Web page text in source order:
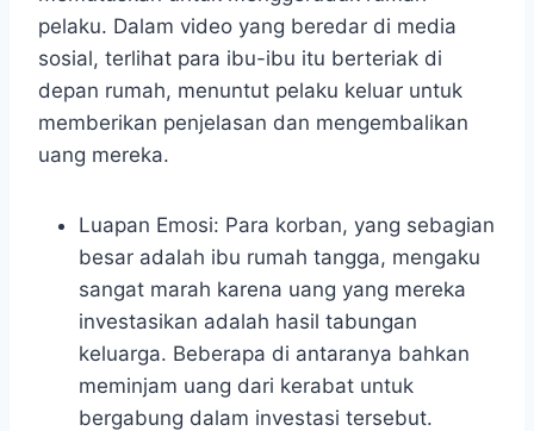
pelaku. Dalam video yang beredar di media
sosial, terlihat para ibu-ibu itu berteriak di
depan rumah, menuntut pelaku keluar untuk
memberikan penjelasan dan mengembalikan
uang mereka.
Luapan Emosi: Para korban, yang sebagian
besar adalah ibu rumah tangga, mengaku
sangat marah karena uang yang mereka
investasikan adalah hasil tabungan
keluarga. Beberapa di antaranya bahkan
meminjam uang dari kerabat untuk
bergabung dalam investasi tersebut.